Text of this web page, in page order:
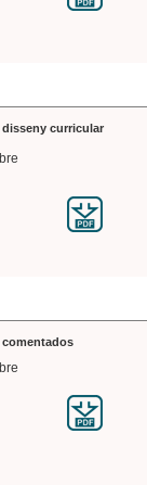
disseny curricular